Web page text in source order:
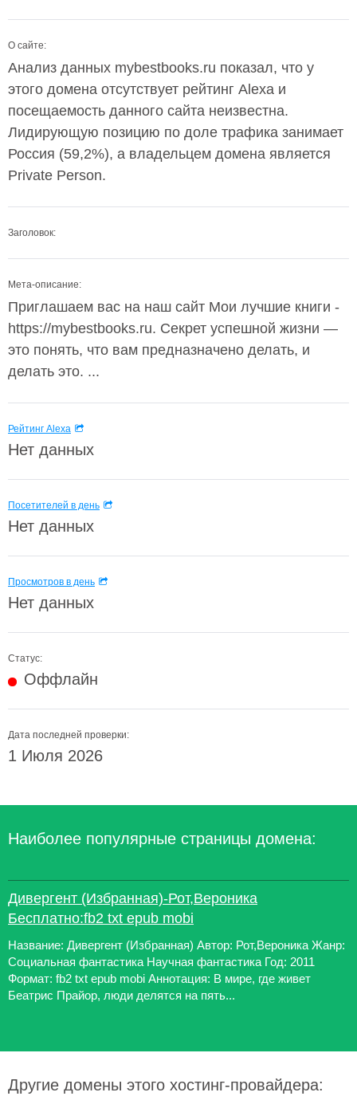
О сайте:
Анализ данных mybestbooks.ru показал, что у
этого домена отсутствует рейтинг Alexa и
посещаемость данного сайта неизвестна.
Лидирующую позицию по доле трафика занимает
Россия (59,2%), а владельцем домена является
Private Person.
Заголовок:
Мета-описание:
Приглашаем вас на наш сайт Мои лучшие книги -
https://mybestbooks.ru. Секрет успешной жизни —
это понять, что вам предназначено делать, и
делать это. ...
Рейтинг Alexa
Нет данных
Посетителей в день
Нет данных
Просмотров в день
Нет данных
Статус:
Оффлайн
Дата последней проверки:
1 Июля 2026
Наиболее популярные страницы домена:
Дивергент (Избранная)-Рот,Вероника
Бесплатно:fb2 txt epub mobi
Название: Дивергент (Избранная) Автор: Рот,Вероника Жанр:
Социальная фантастика Научная фантастика Год: 2011
Формат: fb2 txt epub mobi Аннотация: В мире, где живет
Беатрис Прайор, люди делятся на пять...
Другие домены этого хостинг-провайдера: